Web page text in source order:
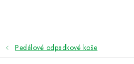
Pedálové odpadkové koše